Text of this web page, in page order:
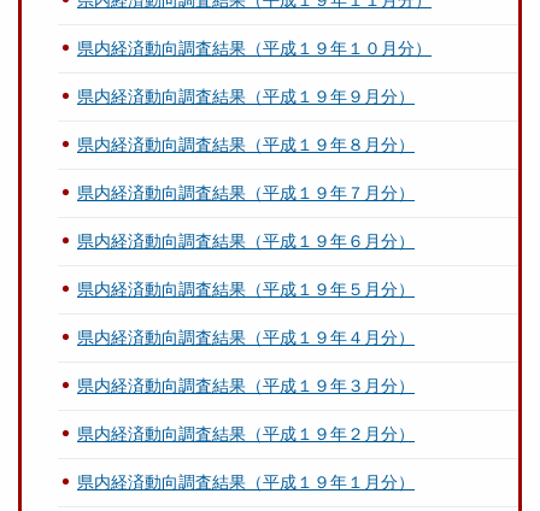
県内経済動向調査結果（平成１９年１０月分）
県内経済動向調査結果（平成１９年９月分）
県内経済動向調査結果（平成１９年８月分）
県内経済動向調査結果（平成１９年７月分）
県内経済動向調査結果（平成１９年６月分）
県内経済動向調査結果（平成１９年５月分）
県内経済動向調査結果（平成１９年４月分）
県内経済動向調査結果（平成１９年３月分）
県内経済動向調査結果（平成１９年２月分）
県内経済動向調査結果（平成１９年１月分）